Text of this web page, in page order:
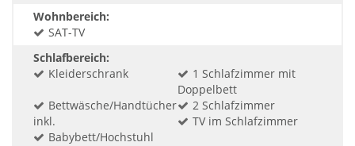
Wohnbereich:
SAT-TV
Schlafbereich:
Kleiderschrank
1 Schlafzimmer mit
Doppelbett
Bettwäsche/Handtücher
inkl.
2 Schlafzimmer
TV im Schlafzimmer
Babybett/Hochstuhl